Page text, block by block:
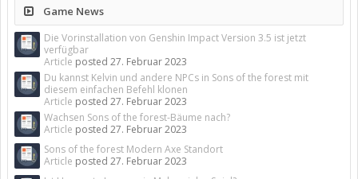
Game News
Die Vorinstallation von Genshin Impact Version 3.5 ist jetzt
verfügbar
Article posted 27. Februar 2023
Du kannst Kelvin und andere NPCs in Sons of the forest mit
diesem einfachen Befehl klonen
Article posted 27. Februar 2023
Wachsen Sons of the forest-Bäume nach?
Article posted 27. Februar 2023
Sons of the forest Modern Axe Standort
Article posted 27. Februar 2023